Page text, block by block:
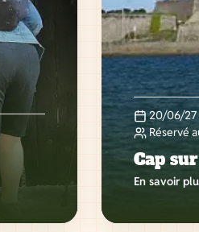
20/06/27
Réservé
Cap
En savoir